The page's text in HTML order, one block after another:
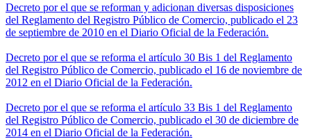
Decreto por el que se reforman y adicionan diversas disposiciones
del Reglamento del Registro Público de Comercio, publicado el 23
de septiembre de 2010 en el Diario Oficial de la Federación.
Decreto por el que se reforma el artículo 30 Bis 1 del Reglamento
del Registro Público de Comercio, publicado el 16 de noviembre de
2012 en el Diario Oficial de la Federación.
Decreto por el que se reforma el artículo 33 Bis 1 del Reglamento
del Registro Público de Comercio, publicado el 30 de diciembre de
2014 en el Diario Oficial de la Federación.